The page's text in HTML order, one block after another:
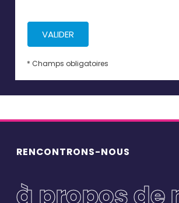
VALIDER
* Champs obligatoires
RENCONTRONS-NOUS
à propos de